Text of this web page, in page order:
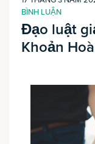
BÌNH LUẬN
Đạo luật
Khoản